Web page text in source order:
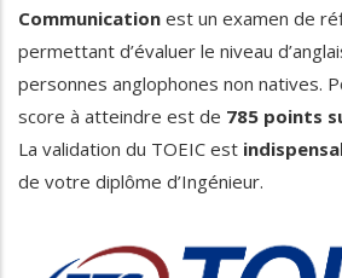
Communication est un examen de
permettant d’évaluer le niveau
personnes anglophones non natives.
score à atteindre est de 785 points
La validation du TOEIC est
de votre diplôme d’Ingénieur.